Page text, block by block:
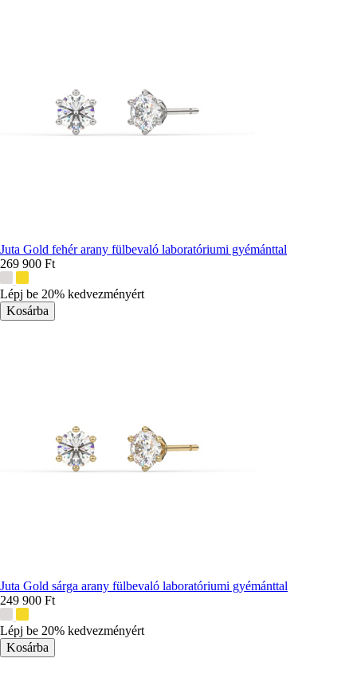
Juta Gold fehér arany fülbevaló laboratóriumi gyémánttal
269 900 Ft
színek:
Lépj be 20% kedvezményért
Juta Gold sárga arany fülbevaló laboratóriumi gyémánttal
249 900 Ft
színek:
Lépj be 20% kedvezményért